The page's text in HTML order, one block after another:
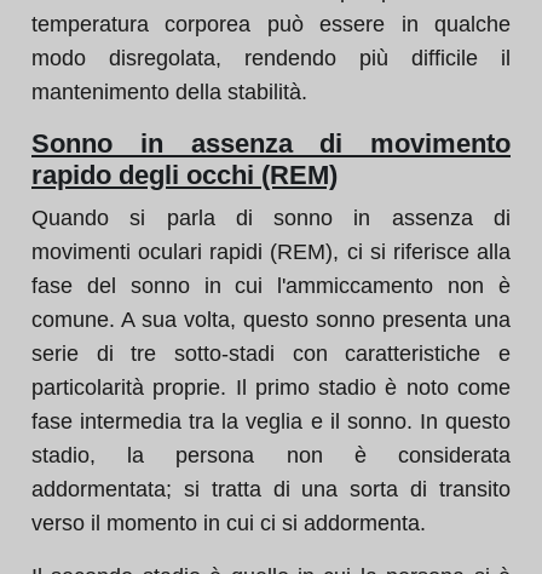
temperatura corporea può essere in qualche
modo disregolata, rendendo più difficile il
mantenimento della stabilità.
Sonno in assenza di movimento
rapido degli occhi (REM)
Quando si parla di sonno in assenza di
movimenti oculari rapidi (REM), ci si riferisce alla
fase del sonno in cui l'ammiccamento non è
comune. A sua volta, questo sonno presenta una
serie di tre sotto-stadi con caratteristiche e
particolarità proprie. Il primo stadio è noto come
fase intermedia tra la veglia e il sonno. In questo
stadio, la persona non è considerata
addormentata; si tratta di una sorta di transito
verso il momento in cui ci si addormenta.